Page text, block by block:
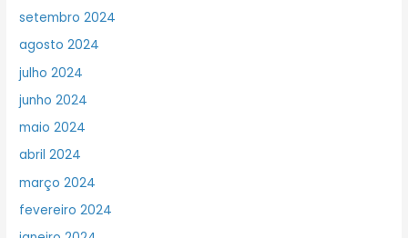
setembro 2024
agosto 2024
julho 2024
junho 2024
maio 2024
abril 2024
março 2024
fevereiro 2024